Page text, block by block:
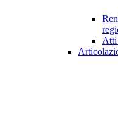
Atti